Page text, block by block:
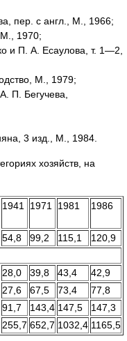
пер. с англ., М., 1966;
М., 1970;
и П. А. Есаулова, т. 1—2,
М., 1979;
П. Бегучева,
3 изд., М., 1984.
хозяйств, на
1941 1971 1981 1986
54,8 99,2 115,1
120,9
28,0 39,8 43,4
42,9
27,6 67,5 73,4
77,8
91,7 143,4 147,5
147,3
255,7 652,7 1032,4 1165,5